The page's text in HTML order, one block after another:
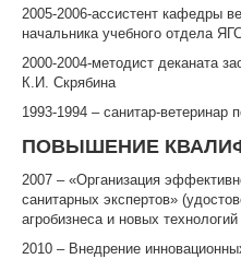
ЕДИНОЕ ОКНО
НАУКА И МЕЖДУНАРОДНАЯ
СТИПЕНДИАЛЬНЫЕ
ПРОТИВОДЕЙСТВИЕ
ПРОТИВОДЕЙСТВИЕ
ФАКУЛЬТЕТЫ
2005-2006-ассистент кафедры
начальника учебного отдела
2000-2004-методист деканата
К.И. Скрябина
1993-1994 – санитар-
ПОВЫШЕНИЕ
2007 – «Организация
санитарных экспертов»
агробизнеса и новых
2010 – Внедрение